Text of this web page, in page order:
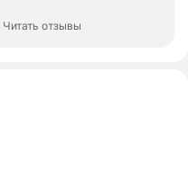
Читать отзывы